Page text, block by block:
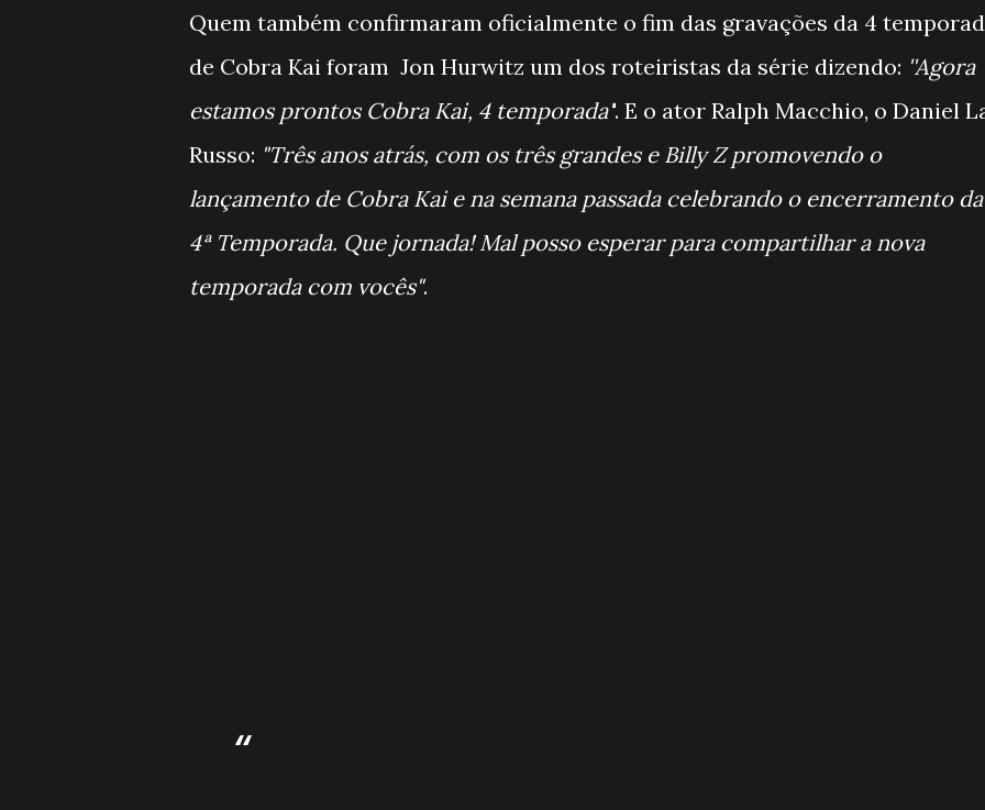
Quem também confirmaram oficialmente o fim das gravações da 4
de Cobra Kai foram Jon Hurwitz um dos roteiristas da série dizendo: ''Agora
estamos prontos Cobra Kai, 4 temporada''. E o ator Ralph Macchio, o Daniel
Russo: "Três anos atrás, com os três grandes e Billy Z promovendo o
lançamento de Cobra Kai e na semana passada celebrando o encerramento da
4ª Temporada. Que jornada! Mal posso esperar para compartilhar a nova
temporada com vocês".